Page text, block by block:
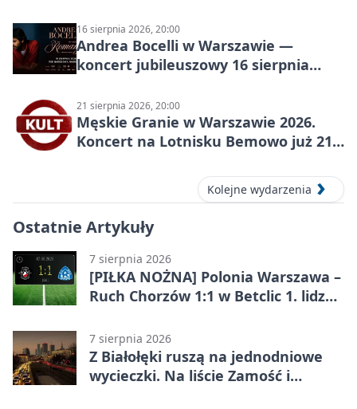
16 sierpnia 2026, 20:00
Andrea Bocelli w Warszawie —
koncert jubileuszowy 16 sierpnia
21 sierpnia 2026, 20:00
Męskie Granie w Warszawie 2026.
Koncert na Lotnisku Bemowo już 21
Kolejne wydarzenia
Ostatnie Artykuły
7 sierpnia 2026
[PIŁKA NOŻNA] Polonia Warszawa –
Ruch Chorzów 1:1 w Betclic 1. lidze.
7 sierpnia 2026
Z Białołęki ruszą na jednodniowe
wycieczki. Na liście Zamość i